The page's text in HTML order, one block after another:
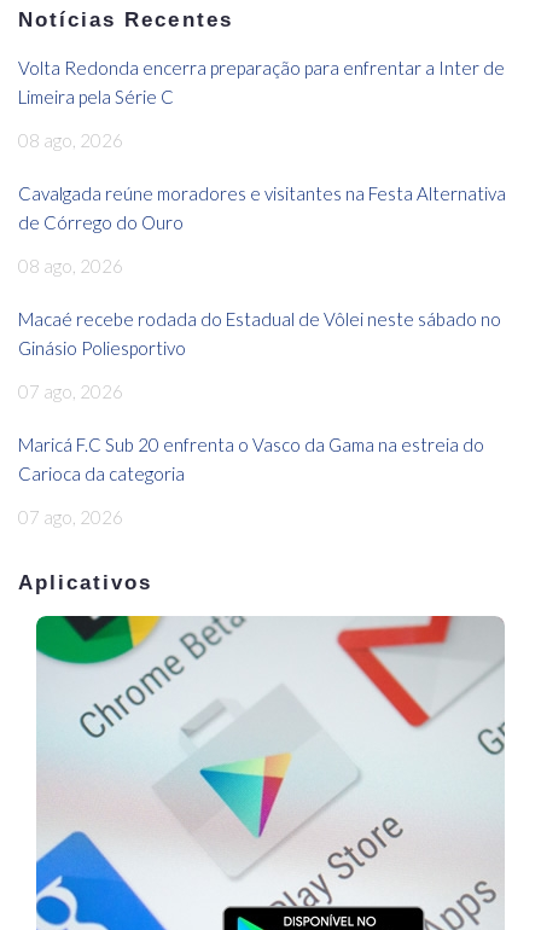
Notícias Recentes
Volta Redonda encerra preparação para enfrentar a Inter de
Limeira pela Série C
08 ago, 2026
Cavalgada reúne moradores e visitantes na Festa Alternativa
de Córrego do Ouro
08 ago, 2026
Macaé recebe rodada do Estadual de Vôlei neste sábado no
Ginásio Poliesportivo
07 ago, 2026
Maricá F.C Sub 20 enfrenta o Vasco da Gama na estreia do
Carioca da categoria
07 ago, 2026
Aplicativos